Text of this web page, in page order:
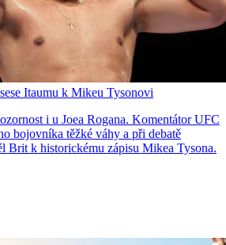
Itaumu k Mikeu Tysonovi
i u Joea Rogana. Komentátor UFC
bojovníka těžké váhy a při debatě
Brit k historickému zápisu Mikea Tysona.